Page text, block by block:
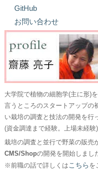
GitHub
お問い合わせ
大学院で植物の細胞学(主に形)
言うところのスタートアップの
い栽培の調査と技法の開発を行
(資金調達まで経験。上場未経験)
栽培の調査と並行で野菜の販売
CMS/Shopの開発を開始しまし
※前職の話で詳しくはこちら を